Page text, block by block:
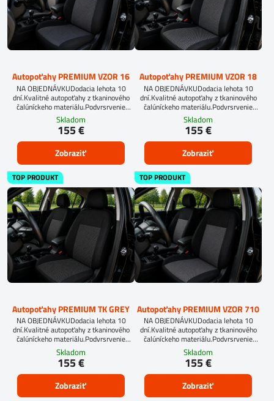
Autopoťahy PREMIUM VZOR 16
NA OBJEDNÁVKUDodacia lehota 10
dní.Kvalitné autopoťahy z tkaninového
čalúníckeho materiálu.Podvrsrvenie
molitan 5 mm.
Skladom
155 €
Zobraziť
Autopoťahy PREMIUM VZOR 18
NA OBJEDNÁVKUDodacia lehota 10
dní.Kvalitné autopoťahy z tkaninového
čalúníckeho materiálu.Podvrsrvenie
molitan 5 mm.Pre objednanie autopoťahu
na mieru je potrebné vyplniť
objednávkový formulár.OBJEDNAŤ TU
Skladom
155 €
Zobraziť
TOP PRODUKT
Autopoťahy PREMIUM TK GREY
NA OBJEDNÁVKUDodacia lehota 10
dní.Kvalitné autopoťahy z tkaninového
čalúníckeho materiálu.Podvrsrvenie
molitan 5 mm.Pre objednanie autopoťahu
na mieru je potrebné vyplniť
objednávkový formulár.OBJEDNAŤ TU
Skladom
155 €
Zobraziť
TOP PRODUKT
Autopoťahy PREMIUM VZOR 710
NA OBJEDNÁVKUDodacia lehota 10
dní.Kvalitné autopoťahy z tkaninového
čalúníckeho materiálu.Podvrsrvenie
molitan 5 mm.Pre objednanie autopoťahu
na mieru je potrebné vyplniť
objednávkový formulár.OBJEDNAŤ TU
Skladom
155 €
Zobraziť